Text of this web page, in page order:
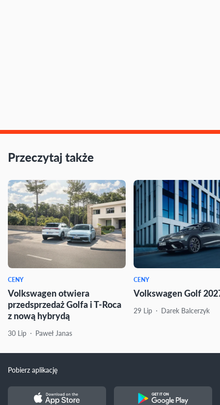
Przeczytaj także
CENY
Volkswagen otwiera
przedsprzedaż Golfa i T-Roca
z nową hybrydą
30 Lip Paweł Janas
CENY
Volkswagen Golf
29 Lip Darek Balcerzyk
Pobierz aplikację